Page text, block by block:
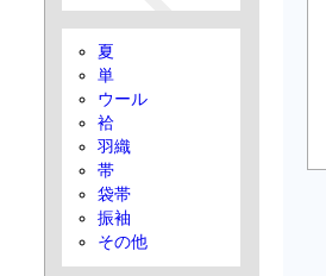
夏
単
ウール
袷
羽織
帯
袋帯
振袖
その他